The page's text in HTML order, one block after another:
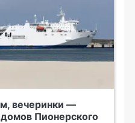
вечеринки —
Пионерского